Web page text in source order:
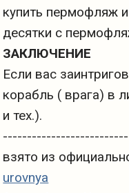
купить пермофляж
десятки с
ЗАКЛЮЧЕНИЕ
Если вас
корабль ( врага) в
и тех.).
взято из
urovnya